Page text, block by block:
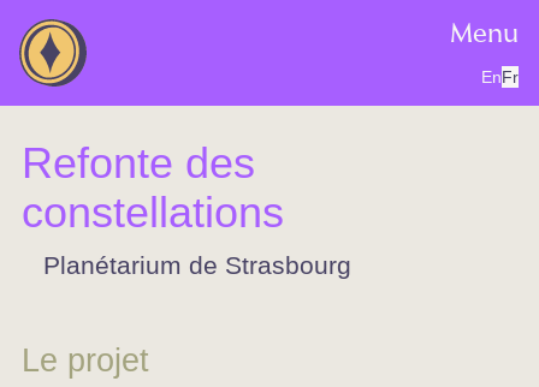
Menu
EnFr
Refonte des
constellations
Planétarium de Strasbourg
Le projet